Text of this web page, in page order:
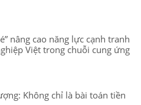
nâng cao năng lực cạnh tranh
Việt trong chuỗi cung ứng
Không chỉ là bài toán tiền